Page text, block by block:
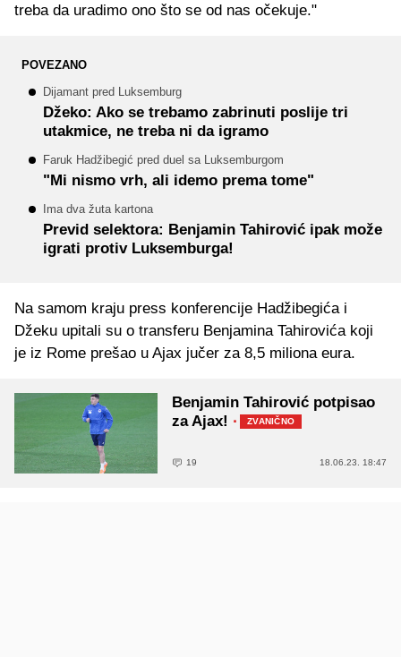
treba da uradimo ono što se od nas očekuje."
POVEZANO
Dijamant pred Luksemburg
Džeko: Ako se trebamo zabrinuti poslije tri
utakmice, ne treba ni da igramo
Faruk Hadžibegić pred duel sa Luksemburgom
"Mi nismo vrh, ali idemo prema tome"
Ima dva žuta kartona
Previd selektora: Benjamin Tahirović ipak može
igrati protiv Luksemburga!
Na samom kraju press konferencije Hadžibegića i
Džeku upitali su o transferu Benjamina Tahirovića koji
je iz Rome prešao u Ajax jučer za 8,5 miliona eura.
Benjamin Tahirović potpisao
za Ajax! · ZVANIČNO
19 18.06.23. 18:47